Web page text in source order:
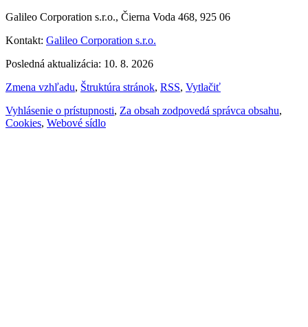
Galileo Corporation s.r.o., Čierna Voda 468, 925 06
Kontakt: Galileo Corporation s.r.o.
Posledná aktualizácia: 10. 8. 2026
Zmena vzhľadu, Štruktúra stránok, RSS, Vytlačiť
Vyhlásenie o prístupnosti, Za obsah zodpovedá správca obsahu,
Cookies, Webové sídlo